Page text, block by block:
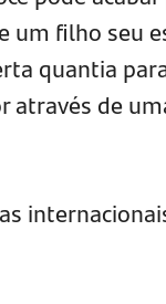
um filho seu
quantia
através de